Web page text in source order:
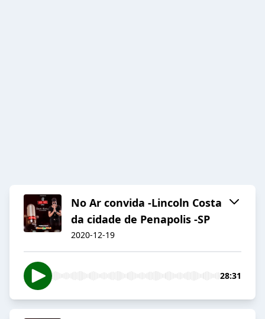
No Ar convida -Lincoln Costa
da cidade de Penapolis -SP
2020-12-19
28:31